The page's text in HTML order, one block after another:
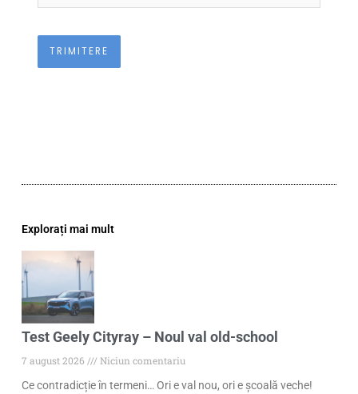
Explorați mai mult
Test Geely Cityray – Noul val old-school
7 august 2026
Niciun comentariu
Ce contradicție în termeni… Ori e val nou, ori e școală veche!